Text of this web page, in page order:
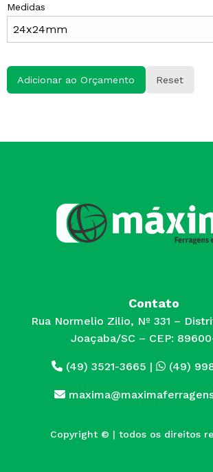
Medidas
Adicionar ao Orçamento Reset
Contato
Rua Normelio Zilio, Nº 331 –
Joaçaba/SC – CEP:
(49) 3521-3665 | (49)
Copyright © | todos os direitos